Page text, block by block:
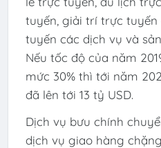
tuyến, giải trí trực
tuyến các dịch vụ và
Nếu tốc độ của năm
mức 30% thì tới năm
đã lên tới 13 tỷ USD.
Dịch vụ bưu chính
dịch vụ giao hàng